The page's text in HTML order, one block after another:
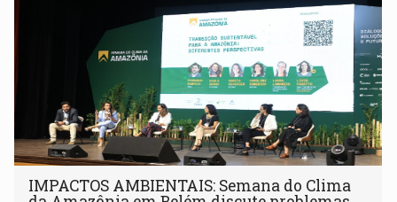
IMPACTOS AMBIENTAIS: Semana do Clima